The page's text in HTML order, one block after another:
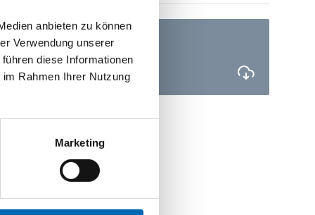
anbieten zu können
Verwendung unserer
diese Informationen
Rahmen Ihrer Nutzung
Marketing
EU-Konformitätserklärung
PDF